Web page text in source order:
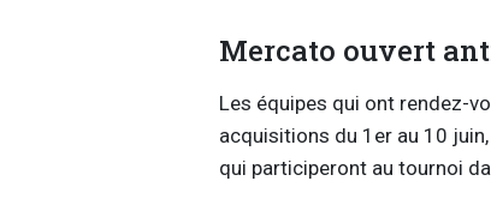
Mercato ouvert
Les équipes qui ont rendez-
acquisitions du 1er au 10
qui participeront au tournoi